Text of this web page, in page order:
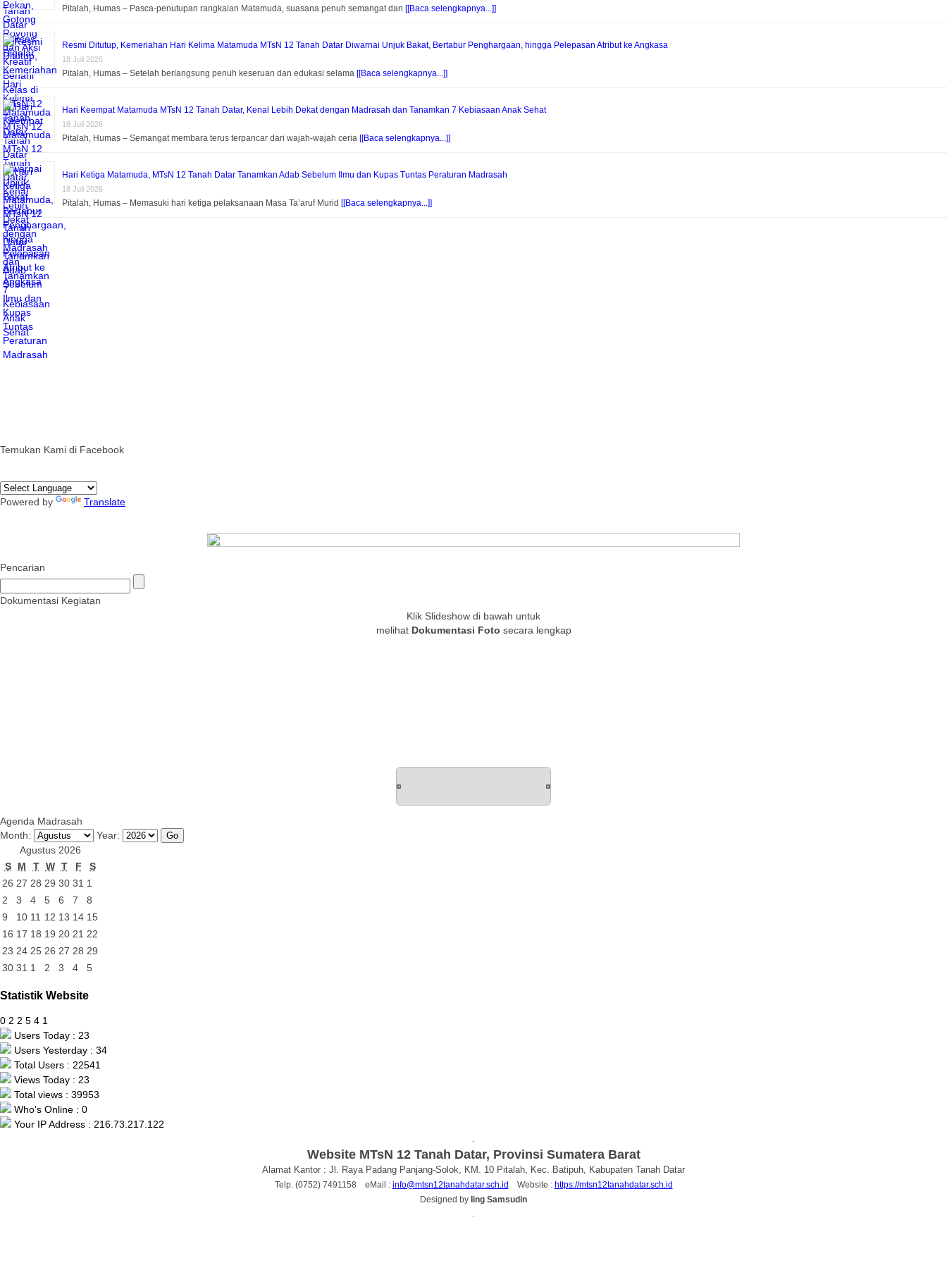
Pitalah, Humas – Pasca-penutupan rangkaian Matamuda, suasana penuh semangat dan [[Baca selengkapnya...]]
Resmi Ditutup, Kemeriahan Hari Kelima Matamuda MTsN 12 Tanah Datar Diwarnai Unjuk Bakat, Bertabur Penghargaan, hingga Pelepasan Atribut ke Angkasa
18 Juli 2026
Pitalah, Humas – Setelah berlangsung penuh keseruan dan edukasi selama [[Baca selengkapnya...]]
Hari Keempat Matamuda MTsN 12 Tanah Datar, Kenal Lebih Dekat dengan Madrasah dan Tanamkan 7 Kebiasaan Anak Sehat
18 Juli 2026
Pitalah, Humas – Semangat membara terus terpancar dari wajah-wajah ceria [[Baca selengkapnya...]]
Hari Ketiga Matamuda, MTsN 12 Tanah Datar Tanamkan Adab Sebelum Ilmu dan Kupas Tuntas Peraturan Madrasah
18 Juli 2026
Pitalah, Humas – Memasuki hari ketiga pelaksanaan Masa Ta’aruf Murid [[Baca selengkapnya...]]
Temukan Kami di Facebook
Powered by Translate
Pencarian
Dokumentasi Kegiatan
Klik Slideshow di bawah untuk
melihat Dokumentasi Foto secara lengkap
Agenda Madrasah
Month:
Year:
Agustus 2026
S
M T W T F
S
26 27 28 29 30 31 1
2
3 4 5 6 7
8
9
10 11 12 13 14 15
16 17 18 19 20 21 22
23 24 25 26 27 28 29
30 31 1 2 3 4 5
Statistik Website
0 2 2 5 4 1
Users Today : 23
Users Yesterday : 34
Total Users : 22541
Views Today : 23
Total views : 39953
Who's Online : 0
Your IP Address : 216.73.217.122
Website MTsN 12 Tanah Datar, Provinsi Sumatera Barat
Alamat Kantor : Jl. Raya Padang Panjang-Solok, KM. 10 Pitalah, Kec. Batipuh, Kabupaten Tanah Datar
Telp. (0752) 7491158 eMail : info@mtsn12tanahdatar.sch.id Website : https://mtsn12tanahdatar.sch.id
Designed by Iing Samsudin